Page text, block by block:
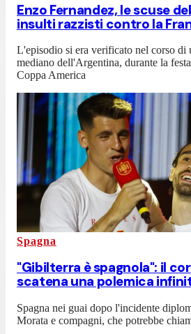
Enzo Fernandez, le scuse
insulti razzisti contro la
L'episodio si era verificato nel corso di
mediano dell'Argentina, durante la
Coppa America
Spagna
"Gibilterra è spagnola": il
scatena una polemica
Spagna nei guai dopo l'incidente
Morata e compagni, che potrebbe